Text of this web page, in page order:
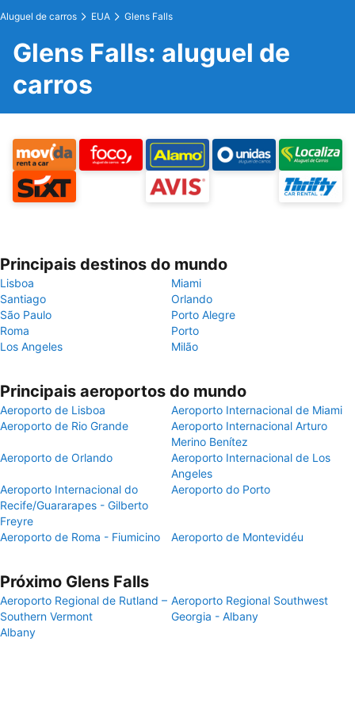
Aluguel de carros EUA Glens Falls
Glens Falls: aluguel de
carros
Principais destinos do mundo
Lisboa
Miami
Santiago
Orlando
São Paulo
Porto Alegre
Roma
Porto
Los Angeles
Milão
Principais aeroportos do mundo
Aeroporto de Lisboa
Aeroporto Internacional de Miami
Aeroporto de Rio Grande
Aeroporto Internacional Arturo
Merino Benítez
Aeroporto de Orlando
Aeroporto Internacional de Los
Angeles
Aeroporto Internacional do
Recife/Guararapes - Gilberto
Freyre
Aeroporto do Porto
Aeroporto de Roma - Fiumicino Aeroporto de Montevidéu
Próximo Glens Falls
Aeroporto Regional de Rutland –
Southern Vermont
Aeroporto Regional Southwest
Georgia - Albany
Albany